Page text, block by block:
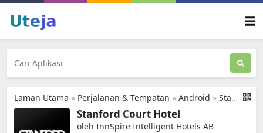
Laman Utama » Perjalanan & Tempatan » Android » Stanford Court Hotel
Stanford Court Hotel
oleh InnSpire Intelligent Hotels AB